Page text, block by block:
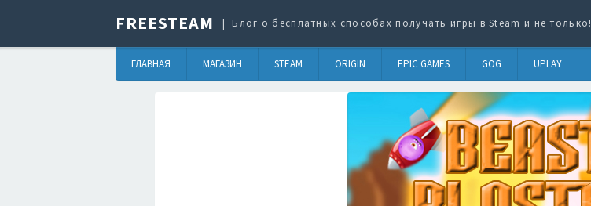
FREESTEAM Блог о бесплатных способах получать игры в Steam и не только!
ГЛАВНАЯ МАГАЗИН STEAM ORIGIN EPIC GAMES GOG UPLAY